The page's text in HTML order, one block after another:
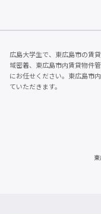
広島大学生で、東広島市の賃
域密着、東広島市内賃貸物件
にお任せください。東広島市
ていただきます。